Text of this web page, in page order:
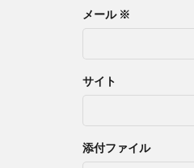
メール ※
サイト
添付ファイル